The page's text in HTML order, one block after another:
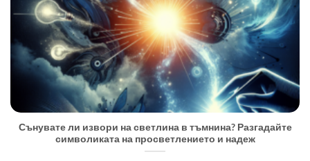
Сънувате ли извори на светлина в тъмнина? Разгадайте
символиката на просветлението и надеж